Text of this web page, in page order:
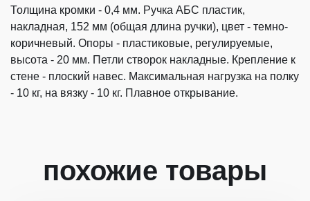
Толщина кромки - 0,4 мм. Ручка АБС пластик,
накладная, 152 мм (общая длина ручки), цвет - темно-
коричневый. Опоры - пластиковые, регулируемые,
высота - 20 мм. Петли створок накладные. Крепление к
стене - плоский навес. Максимальная нагрузка на полку
- 10 кг, на вязку - 10 кг. Плавное открывание.
похожие товары